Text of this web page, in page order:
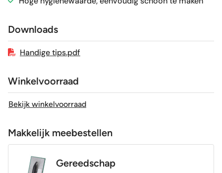
Craquelé Nee
Geschikt voor vloerverwarming
Downloads
Handige tips.pdf
Winkelvoorraad
Bekijk winkelvoorraad
Makkelijk meebestellen
Gereedschap